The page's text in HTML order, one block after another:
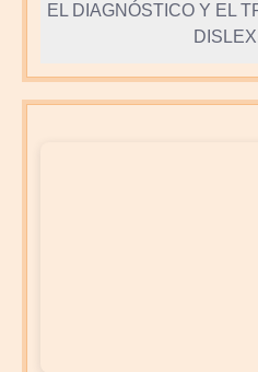
EL DIAGNÓSTICO Y EL